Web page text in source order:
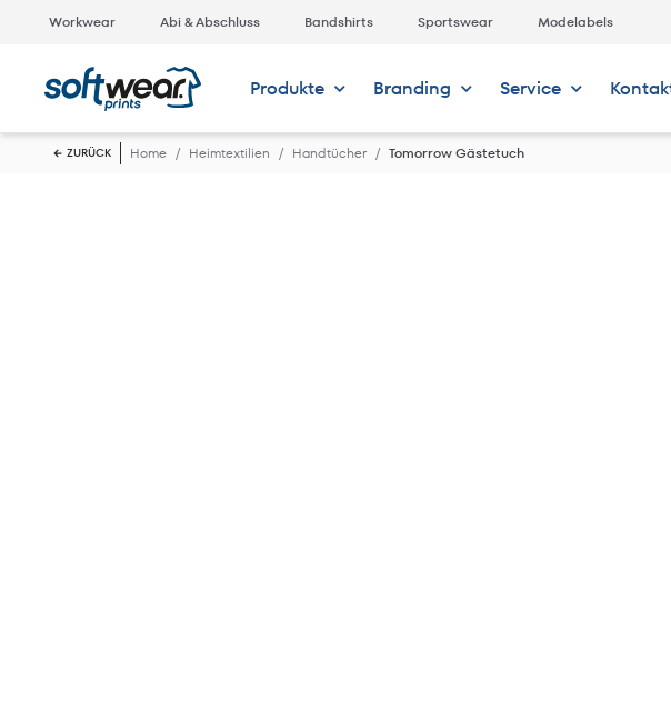
Workwear Abi & Abschluss Bandshirts Sportswear Modelabels
Produkte Branding Service
ZURÜCK Home Heimtextilien Handtücher Tomorrow Gästetuch